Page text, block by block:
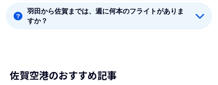
羽田から佐賀まで直行便を出している航空会社は1社あ
ります。
羽田から佐賀までは、週に何本のフライトがありま
すか？
佐賀空港のおすすめ記事